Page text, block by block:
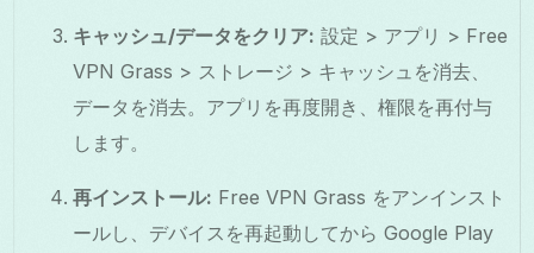
キャッシュ/データをクリア: 設定 > アプリ > Free
VPN Grass > ストレージ > キャッシュを消去、
データを消去。アプリを再度開き、権限を再付与
します。
再インストール: Free VPN Grass をアンインスト
ールし、デバイスを再起動してから Google Play